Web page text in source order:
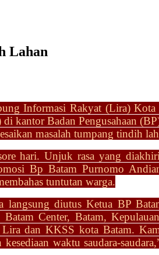
Lahan
Informasi Rakyat (Lira)
kantor Badan Pengusahaan
masalah tumpang tindih
hari. Unjuk rasa yang
Bp Batam Purnomo
tuntutan warga.
langsung diutus Ketua BP
BatamCenter, Batam,
Lira danKKSS kota Batam.
waktu saudara-